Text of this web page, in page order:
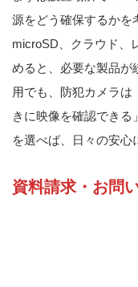
源をどう確保するかを
microSD、クラウド、
めると、必要な製品が
用でも、防犯カメラは
きに映像を確認でき
を選べば、日々の安心
資料請求・お問